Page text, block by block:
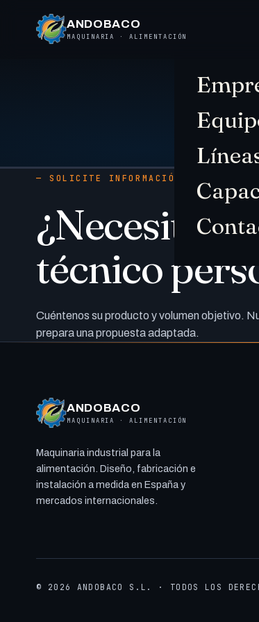
ANDOBACO
MAQUINARIA · ALIMENTACIÓN
— SOLICITE INFORMACIÓN
¿Necesita
técnico
Cuéntenos su producto y volumen objetivo.
prepara una propuesta adaptada.
ANDOBACO
MAQUINARIA · ALIMENTACIÓN
Maquinaria industrial para la
alimentación. Diseño, fabricación e
instalación a medida en España y
mercados internacionales.
© 2026 ANDOBACO S.L. · TODOS LOS